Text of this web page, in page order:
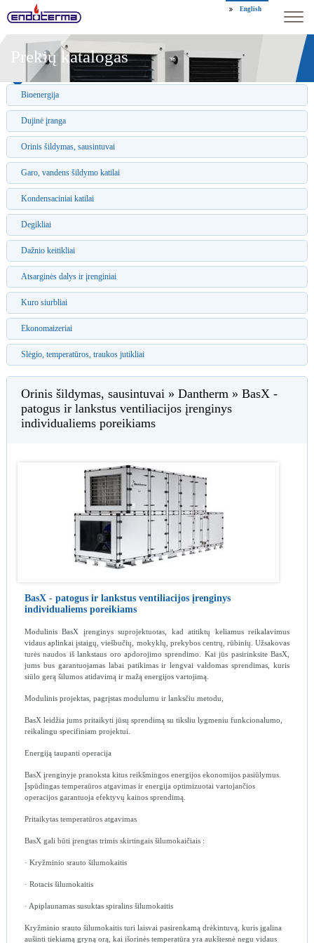
English
Prekių katalogas
Bioenergija
Dujinė įranga
Orinis šildymas, sausintuvai
Garo, vandens šildymo katilai
Kondensaciniai katilai
Degikliai
Dažnio keitikliai
Atsarginės dalys ir įrenginiai
Kuro siurbliai
Ekonomaizeriai
Slėgio, temperatūros, traukos jutikliai
Orinis šildymas, sausintuvai » Dantherm » BasX -
patogus ir lankstus ventiliacijos įrenginys
individualiems poreikiams
BasX - patogus ir lankstus ventiliacijos įrenginys
individualiems poreikiams
Modulinis BasX įrenginys suprojektuotas, kad atitiktų keliamus reikalavimus
vidaus aplinkai įstaigų, viešbučių, mokyklų, prekybos centrų, rūbinių. Užsakovas
turės naudos iš lankstaus oro apdorojimo sprendimo. Kai jūs pasirinksite BasX,
jums bus garantuojamas labai patikimas ir lengvai valdomas sprendimas, kuris
siūlo gerą šilumos atidavimą ir mažą energijos vartojimą.
Modulinis projektas, pagrįstas modulumu ir lanksčiu metodu,
BasX leidžia jums pritaikyti jūsų sprendimą su tiksliu lygmeniu funkcionalumo,
reikalingu specifiniam projektui.
Energiją taupanti operacija
BasX įrenginyje pranoksta kitus reikšmingos energijos ekonomijos pasiūlymus.
Įspūdingas temperaūros atgavimas ir energija optimizuotai vartojančios
operacijos garantuoja efektyvų kainos sprendimą.
Pritaikytas temperatūros atgavimas
BasX gali būti įrengtas trimis skirtingais šilumokaičiais :
· Kryžminio srauto šilumokaitis
· Rotacis šilumokaitis
· Apiplaunamas susuktas spiralins šilumokaitis
Kryžminio srauto šilumokaitis turi laisvai pasirenkamą drėkintuvą, kuris įgalina
aušinti tiekiamą gryną orą, kai išorinės temperatūra yra aukštesnė negu vidaus